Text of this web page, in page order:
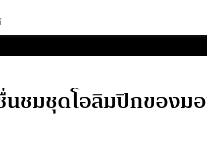
นชมชุดโอลิมปิกของม